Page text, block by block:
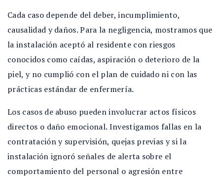
Cada caso depende del deber, incumplimiento,
causalidad y daños. Para la negligencia, mostramos que
la instalación aceptó al residente con riesgos
conocidos como caídas, aspiración o deterioro de la
piel, y no cumplió con el plan de cuidado ni con las
prácticas estándar de enfermería.
Los casos de abuso pueden involucrar actos físicos
directos o daño emocional. Investigamos fallas en la
contratación y supervisión, quejas previas y si la
instalación ignoró señales de alerta sobre el
comportamiento del personal o agresión entre